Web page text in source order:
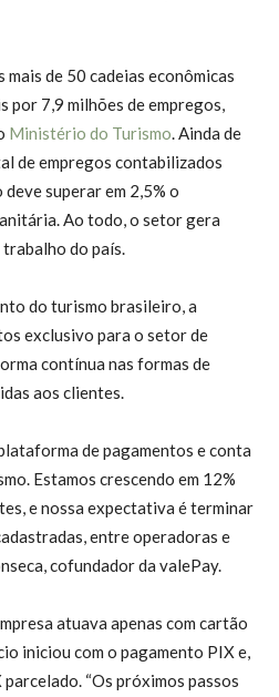
mais de 50 cadeias econômicas
por 7,9 milhões de empregos,
Ministério do Turismo . Ainda de
de empregos contabilizados
superar em 2,5% o
Ao todo, o setor gera
do país.
do turismo brasileiro, a
exclusivo para o setor de
contínua nas formas de
aos clientes.
de pagamentos e conta
Estamos crescendo em 12%
e nossa expectativa é terminar
entre operadoras e
cofundador da valePay.
atuava apenas com cartão
iniciou com o pagamento PIX e,
“Os próximos passos